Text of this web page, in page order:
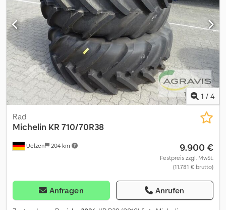
1 / 4
Uelzen 204 km
Rad
Michelin KR 710/70R38
9.900 €
Festpreis zzgl. MwSt.
(11.781 € brutto)
Anfragen Anrufen